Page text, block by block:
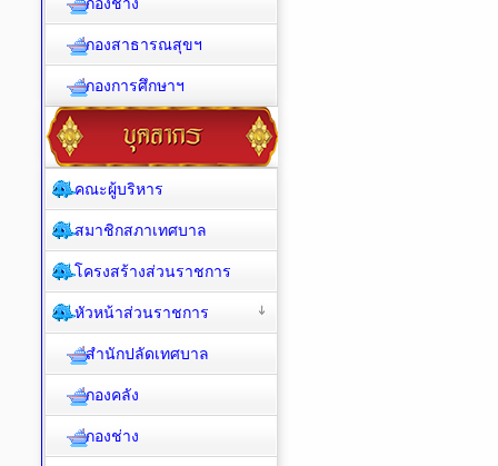
กองสาธารณสุขฯ
กองการศึกษาฯ
คณะผู้บริหาร
สมาชิกสภาเทศบาล
โครงสร้างส่วนราชการ
หัวหน้าส่วนราชการ
สำนักปลัดเทศบาล
กองคลัง
กองช่าง